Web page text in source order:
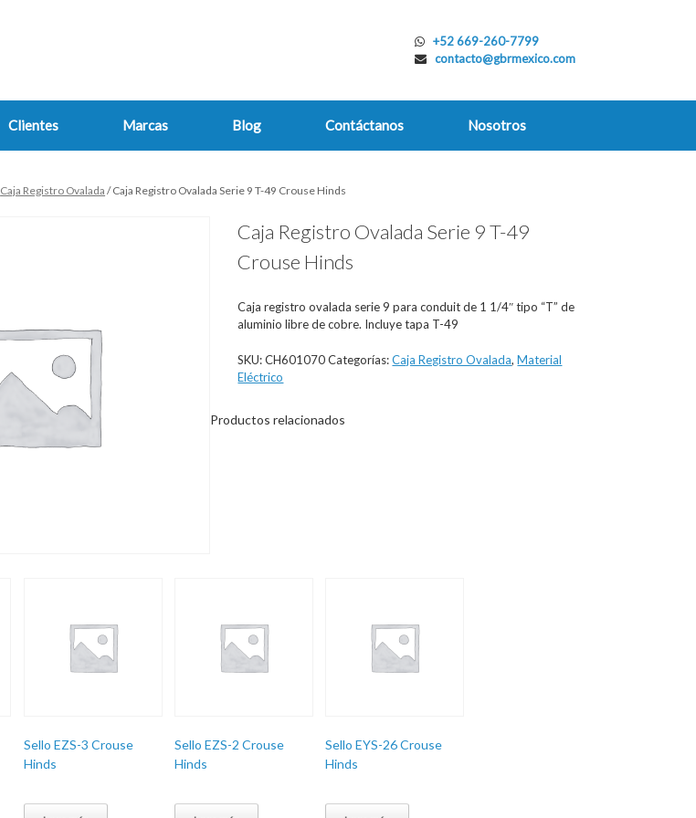
+52 669-260-7799
contacto@gbrmexico.com
Clientes Marcas Blog Contáctanos Nosotros
Caja Registro Ovalada / Caja Registro Ovalada Serie 9 T-49 Crouse Hinds
Caja Registro Ovalada Serie 9 T-49
Crouse Hinds
Caja registro ovalada serie 9 para conduit de 1 1/4″ tipo “T” de
aluminio libre de cobre. Incluye tapa T-49
SKU:CH601070 Categorías:Caja Registro Ovalada,Material
Eléctrico
Productos relacionados
Sello EZS-3 Crouse
Hinds
Sello EZS-2 Crouse
Hinds
Sello EYS-26 Crouse
Hinds